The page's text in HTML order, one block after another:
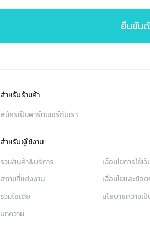
ยืนยัน
สำหรับร้านค้า
สมัครเป็นพาร์ทเนอร์กับเรา
สำหรับผู้ใช้งาน
รวมสินค้า&บริการ
สถานที่แต่งงาน
รวมไอเดีย
บทความ
เงื่อนไขการใช้เ
เงื่อนไขและข้อ
นโยบายความเ